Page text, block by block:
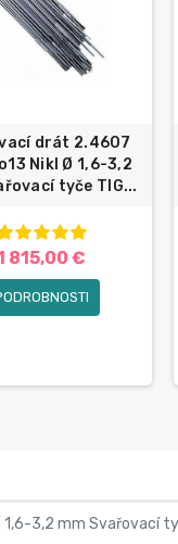
drát 2.4607
Nikl Ø 1,6-3,2
tyče TIG...
815,00 €
3,2 mm Svařovací